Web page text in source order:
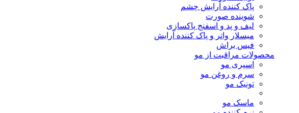
پاک کننده آرایش چشم
شوینده صورت
لیف و پد و اسفنج پاکسازی
میسلار واتر و پاک کننده آرایش
فیس براش
محصولات مراقبت از مو
اسپری مو
سرم و روغن مو
تونیک مو
ماسک مو